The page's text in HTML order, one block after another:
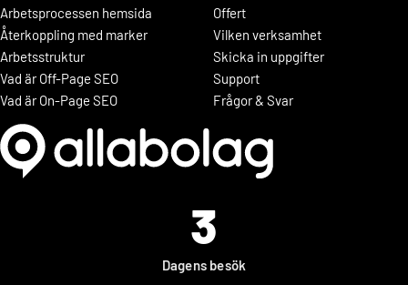
Arbetsprocessen hemsida
Återkoppling med marker
Arbetsstruktur
Vad är Off-Page SEO
Vad är On-Page SEO
Offert
Vilken verksamhet
Skicka in uppgifter
Support
Frågor & Svar
3
Dagens besök